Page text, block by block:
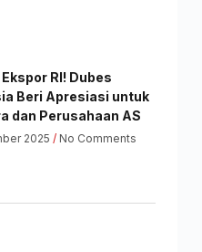
RI! Dubes
Beri Apresiasi untuk
dan Perusahaan AS
2025 No Comments